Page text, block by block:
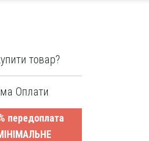
товар?
Оплати
передоплата